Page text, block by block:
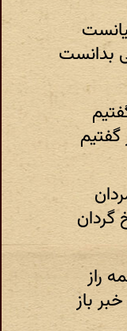
بدانست
گردان
راز
باز